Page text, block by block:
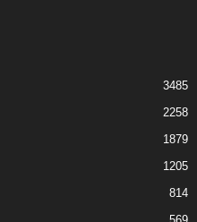
3485
2258
1879
1205
814